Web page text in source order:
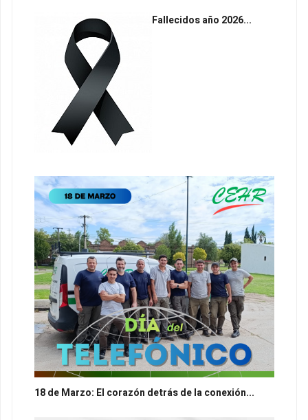
Fallecidos año 2026...
18 de Marzo: El corazón detrás de la conexión...